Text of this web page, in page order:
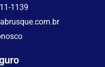
1139